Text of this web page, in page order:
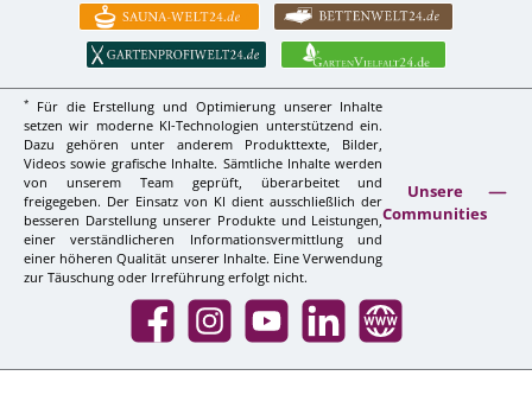
*
Für die Erstellung und Optimierung unserer Inhalte
setzen wir moderne KI-Technologien unterstützend ein.
Dazu gehören unter anderem Produkttexte, Bilder,
Videos sowie grafische Inhalte. Sämtliche Inhalte werden
von unserem Team geprüft, überarbeitet und
freigegeben. Der Einsatz von KI dient ausschließlich der
besseren Darstellung unserer Produkte und Leistungen,
einer verständlicheren Informationsvermittlung und
einer höheren Qualität unserer Inhalte. Eine Verwendung
zur Täuschung oder Irreführung erfolgt nicht.
Unsere
Communities
Facebook InstagramYouTube LinkedIn Website